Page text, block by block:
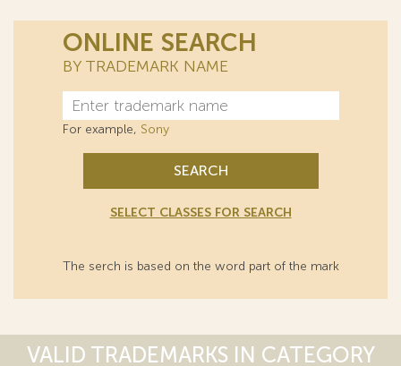
ONLINE SEARCH
BY TRADEMARK NAME
For example, Sony
SEARCH
SELECT CLASSES FOR SEARCH
The serch is based on the word part of the mark
VALID TRADEMARKS IN CATEGORY